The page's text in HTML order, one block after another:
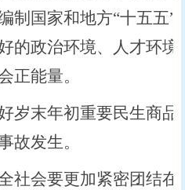
制国家和地方“十五五
的政治环境、人才环
正能量。
末年初重要民生商品
故发生。
会要更加紧密团结在